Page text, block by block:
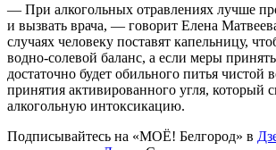
— При алкогольных отравлениях лучше
и вызвать врача, — говорит Елена
случаях человеку поставят капельницу,
водно-солевой баланс, а если меры
достаточно будет обильного питья чистой
принятия активированного угля, который
алкогольную интоксикацию.
Подписывайтесь на «МОЁ! Белгород» в